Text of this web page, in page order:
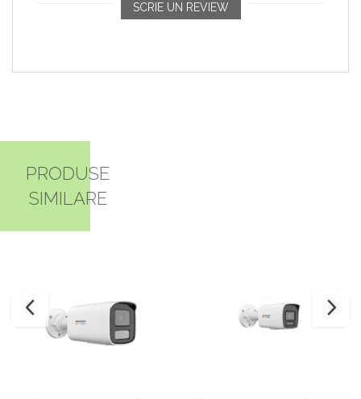
SCRIE UN REVIEW
PRODUSE
SIMILARE